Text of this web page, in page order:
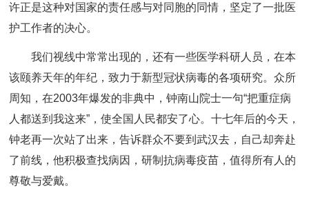
许正是这种对国家的责任感与对同胞的同情，坚定了一批医
护工作者的决心。
我们视线中常常出现的，还有一些医学科研人员，在本
该颐养天年的年纪，致力于新型冠状病毒的各项研究。众所
周知，在2003年爆发的非典中，钟南山院士一句“把重症病
人都送到我这来”，使全国人民都安了心。十七年后的今天，
钟老再一次站了出来，告诉群众不要到武汉去，自己却奔赴
了前线，他积极查找病因，研制抗病毒疫苗，值得所有人的
尊敬与爱戴。